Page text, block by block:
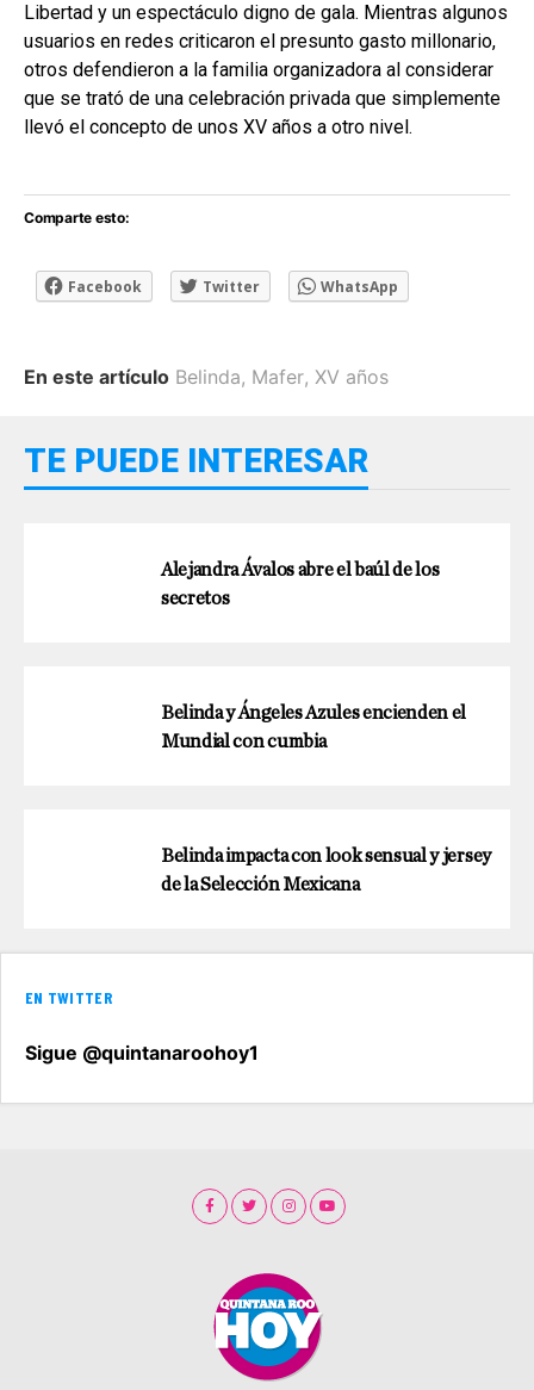
Libertad y un espectáculo digno de gala. Mientras algunos
usuarios en redes criticaron el presunto gasto millonario,
otros defendieron a la familia organizadora al considerar
que se trató de una celebración privada que simplemente
llevó el concepto de unos XV años a otro nivel.
Comparte esto:
Facebook Twitter WhatsApp
En este artículo Belinda, Mafer, XV años
TE PUEDE INTERESAR
Alejandra Ávalos abre el baúl de los
secretos
Belinda y Ángeles Azules encienden el
Mundial con cumbia
Belinda impacta con look sensual y jersey
de la Selección Mexicana
EN TWITTER
Sigue @quintanaroohoy1